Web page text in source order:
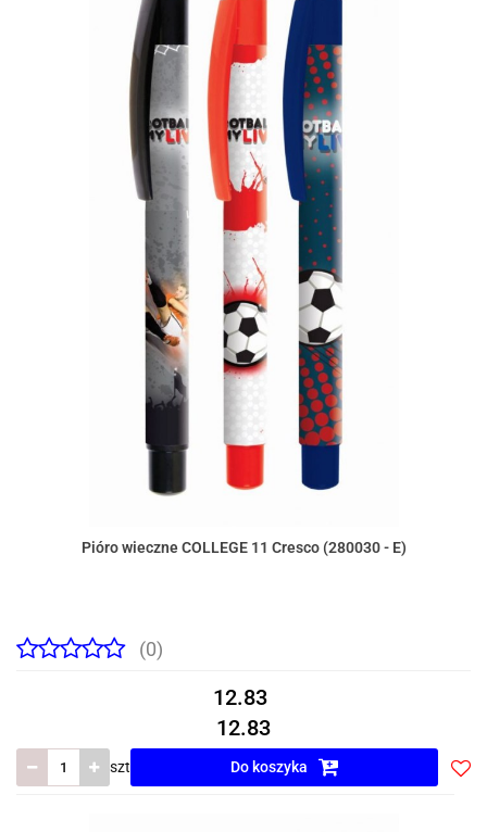
Pióro wieczne COLLEGE 11 Cresco (280030 - E)
(0)
12.83
12.83
szt Do koszyka